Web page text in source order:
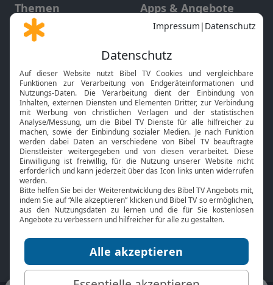
Themen
Gott und Bibel erklärt
Neuigkeiten
Apps & Angebote
Mobile App
Smart TV
HbbTV
Bibelthek Online-Bibel
Nächster Gottesdienst
Bibel TV
Über uns
Jobs
Mediadaten
Service
Kontakt
TV-Empfang